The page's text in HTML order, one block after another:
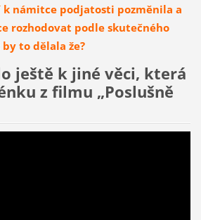
námitce podjatosti pozměnila a
rozhodovat podle skutečného
to dělala že?
ještě k jiné věci, která
z filmu „Poslušně